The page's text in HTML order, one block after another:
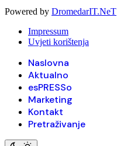
Powered by DromedarIT.NeT
Impressum
Uvjeti korištenja
Naslovna
Aktualno
esPRESSo
Marketing
Kontakt
Pretraživanje